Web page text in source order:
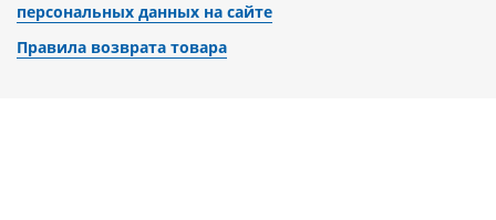
персональных данных на сайте
Правила возврата товара